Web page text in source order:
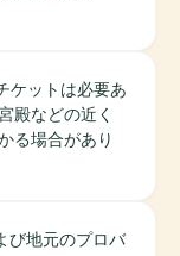
ケットは必要あ
殿などの近く
る場合があり
び地元のプロバ